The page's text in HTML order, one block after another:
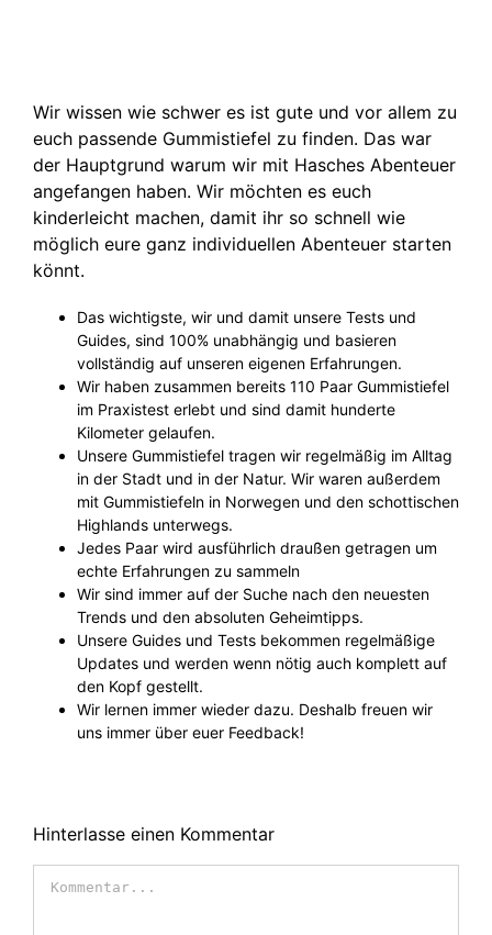
Wir wissen wie schwer es ist gute und vor allem zu
euch passende Gummistiefel zu finden. Das war
der Hauptgrund warum wir mit Hasches Abenteuer
angefangen haben. Wir möchten es euch
kinderleicht machen, damit ihr so schnell wie
möglich eure ganz individuellen Abenteuer starten
könnt.
Das wichtigste, wir und damit unsere Tests und
Guides, sind 100% unabhängig und basieren
vollständig auf unseren eigenen Erfahrungen.
Wir haben zusammen bereits 110 Paar Gummistiefel
im Praxistest erlebt und sind damit hunderte
Kilometer gelaufen.
Unsere Gummistiefel tragen wir regelmäßig im Alltag
in der Stadt und in der Natur. Wir waren außerdem
mit Gummistiefeln in Norwegen und den schottischen
Highlands unterwegs.
Jedes Paar wird ausführlich draußen getragen um
echte Erfahrungen zu sammeln
Wir sind immer auf der Suche nach den neuesten
Trends und den absoluten Geheimtipps.
Unsere Guides und Tests bekommen regelmäßige
Updates und werden wenn nötig auch komplett auf
den Kopf gestellt.
Wir lernen immer wieder dazu. Deshalb freuen wir
uns immer über euer Feedback!
Hinterlasse einen Kommentar